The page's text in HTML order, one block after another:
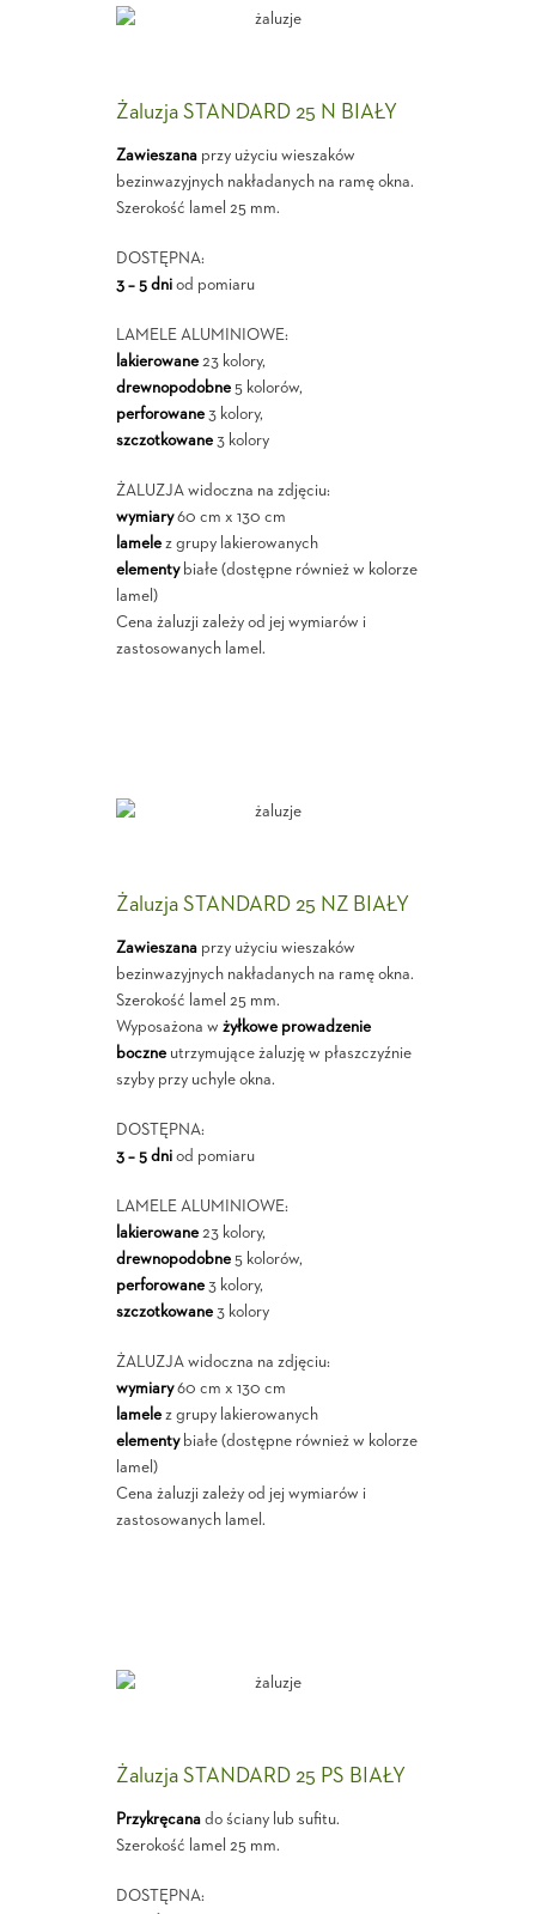
Żaluzja STANDARD 25 N BIAŁY
Zawieszanaprzy użyciu wieszaków
bezinwazyjnych nakładanych na ramę okna.
Szerokość lamel 25 mm.
DOSTĘPNA:
3 – 5 dniod pomiaru
LAMELE ALUMINIOWE:
lakierowane23 kolory,
drewnopodobne5 kolorów,
perforowane3 kolory,
szczotkowane3 kolory
ŻALUZJA widoczna na zdjęciu:
wymiary60 cm x 130 cm
lamelez grupy lakierowanych
elementybiałe (dostępne również w kolorze
lamel)
Cena żaluzji zależy od jej wymiarów i
zastosowanych lamel.
Żaluzja STANDARD 25 NZ BIAŁY
Zawieszanaprzy użyciu wieszaków
bezinwazyjnych nakładanych na ramę okna.
Szerokość lamel 25 mm.
Wyposażona w żyłkowe prowadzenie
boczneutrzymujące żaluzję w płaszczyźnie
szyby przy uchyle okna.
DOSTĘPNA:
3 – 5 dniod pomiaru
LAMELE ALUMINIOWE:
lakierowane23 kolory,
drewnopodobne5 kolorów,
perforowane3 kolory,
szczotkowane3 kolory
ŻALUZJA widoczna na zdjęciu:
wymiary60 cm x 130 cm
lamelez grupy lakierowanych
elementybiałe (dostępne również w kolorze
lamel)
Cena żaluzji zależy od jej wymiarów i
zastosowanych lamel.
Żaluzja STANDARD 25 PS BIAŁY
Przykręcanado ściany lub sufitu.
Szerokość lamel 25 mm.
DOSTĘPNA: